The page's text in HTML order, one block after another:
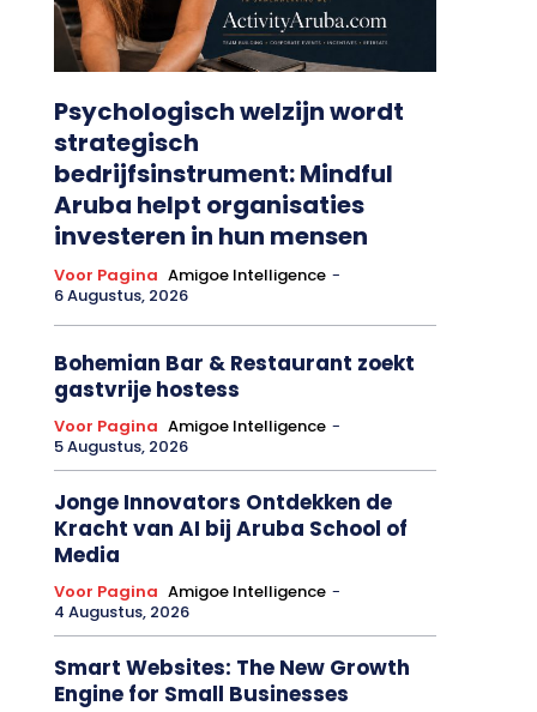
Psychologisch welzijn wordt
strategisch
bedrijfsinstrument: Mindful
Aruba helpt organisaties
investeren in hun mensen
Voor Pagina Amigoe Intelligence -
6 Augustus, 2026
Bohemian Bar & Restaurant zoekt
gastvrije hostess
Voor Pagina Amigoe Intelligence -
5 Augustus, 2026
Jonge Innovators Ontdekken de
Kracht van AI bij Aruba School of
Media
Voor Pagina Amigoe Intelligence -
4 Augustus, 2026
Smart Websites: The New Growth
Engine for Small Businesses